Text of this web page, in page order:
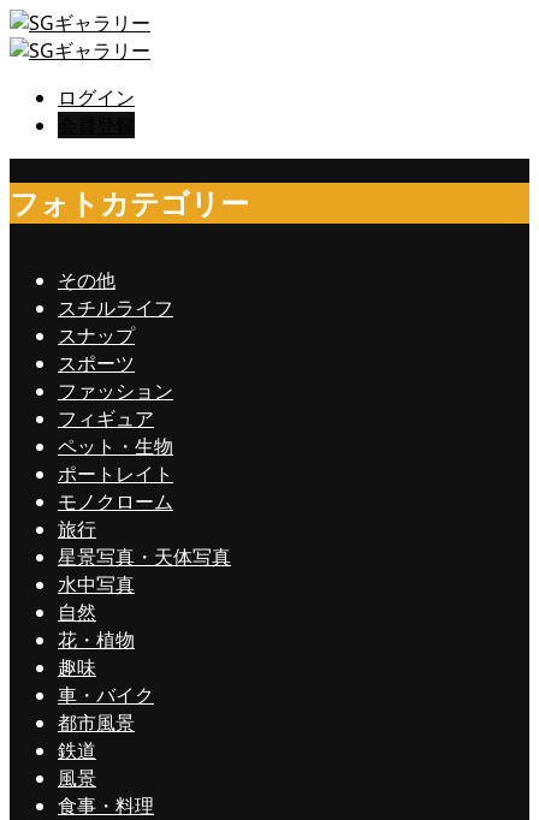
ログイン
フォトカテゴリー
その他
スチルライフ
スナップ
スポーツ
ファッション
フィギュア
ペット・生物
ポートレイト
モノクローム
旅行
星景写真・天体写真
水中写真
自然
花・植物
趣味
車・バイク
都市風景
鉄道
風景
食事・料理